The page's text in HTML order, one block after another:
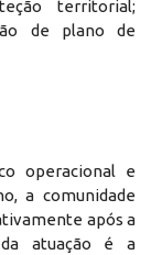
territorial;
de plano de
operacional e
a comunidade
após a
atuação é a